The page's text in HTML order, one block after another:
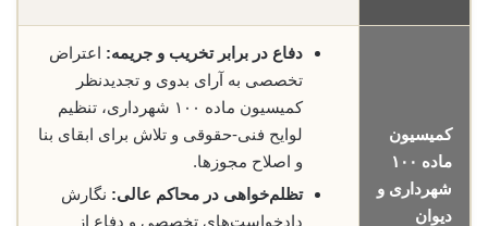
کمیسیون
ماده ۱۰۰
شهرداری و
دیوان
دفاع در برابر تخریب و جریمه: اعتراض
تخصصی به آرای بدوی و تجدیدنظر
کمیسیون ماده ۱۰۰ شهرداری، تنظیم
لوایح فنی-حقوقی و تلاش برای ابقای بنا
و اصلاح مجوزها.
تظلم‌خواهی در محاکم عالی: نگارش
دادخواست‌های تخصصی و دفاع از